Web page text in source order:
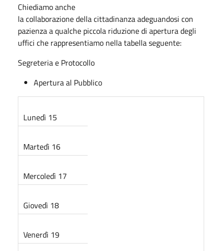
Chiediamo anche
la collaborazione della cittadinanza adeguandosi con
pazienza a qualche piccola riduzione di apertura degli
uffici che rappresentiamo nella tabella seguente:
Segreteria e Protocollo
Apertura al Pubblico
Lunedì 15
Martedì 16
Mercoledì 17
Giovedì 18
Venerdì 19